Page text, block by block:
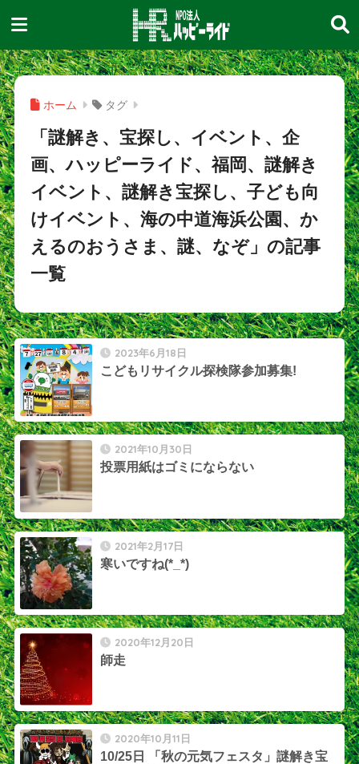
ホーム タグ
「謎解き、宝探し、イベント、企
画、ハッピーライド、福岡、謎解き
イベント、謎解き宝探し、子ども向
けイベント、海の中道海浜公園、か
えるのおうさま、謎、なぞ」の記事
一覧
2023年6月18日
こどもリサイクル探検隊参加募集!
2021年10月30日
投票用紙はゴミにならない
2021年2月17日
寒いですね(*_*)
2020年12月20日
師走
2020年10月11日
10/25日 「秋の元気フェスタ」謎解き宝